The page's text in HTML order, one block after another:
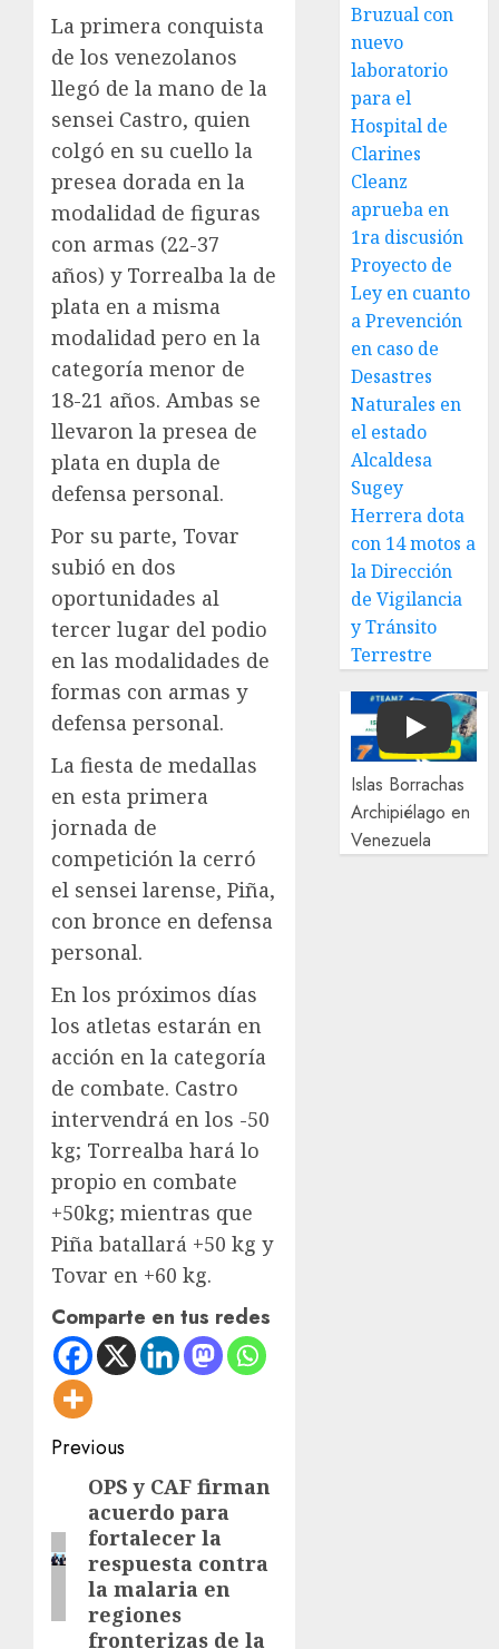
La primera conquista
de los venezolanos
llegó de la mano de la
sensei Castro, quien
colgó en su cuello la
presea dorada en la
modalidad de figuras
con armas (22-37
años) y Torrealba la de
plata en a misma
modalidad pero en la
categoría menor de
18-21 años. Ambas se
llevaron la presea de
plata en dupla de
defensa personal.
Por su parte, Tovar
subió en dos
oportunidades al
tercer lugar del podio
en las modalidades de
formas con armas y
defensa personal.
La fiesta de medallas
en esta primera
jornada de
competición la cerró
el sensei larense, Piña,
con bronce en defensa
personal.
En los próximos días
los atletas estarán en
acción en la categoría
de combate. Castro
intervendrá en los -50
kg; Torrealba hará lo
propio en combate
+50kg; mientras que
Piña batallará +50 kg y
Tovar en +60 kg.
Comparte en tus redes
Post
navigation
Previous
Previous
post:
OPS y CAF firman
acuerdo para
fortalecer la
respuesta contra
la malaria en
regiones
fronterizas de la
Bruzual con
nuevo
laboratorio
para el
Hospital de
Clarines
Cleanz
aprueba en
1ra discusión
Proyecto de
Ley en cuanto
a Prevención
en caso de
Desastres
Naturales en
el estado
Alcaldesa
Sugey
Herrera dota
con 14 motos a
la Dirección
de Vigilancia
y Tránsito
Terrestre
Play
Islas Borrachas
Archipiélago en
Venezuela